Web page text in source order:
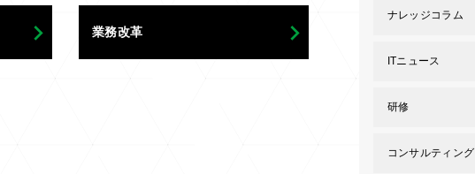
業務改革
ナレッジコラム
ITニュース
研修
コンサルティング